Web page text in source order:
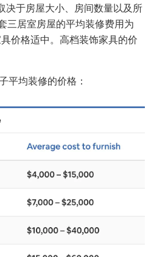
决于房屋大小、房间数量以及所
三居室房屋的平均装修费用为
价格适中。高档装饰家具的价
平均装修的价格：